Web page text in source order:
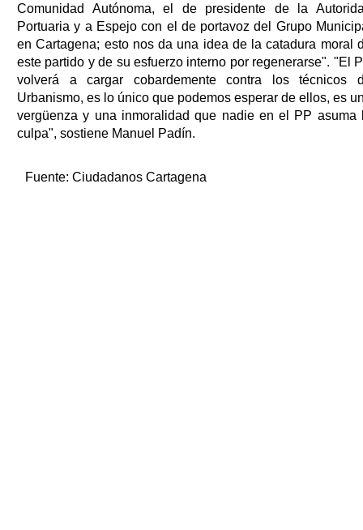
Comunidad Autónoma, el de presidente de la
Portuaria y a Espejo con el de portavoz del Grupo
en Cartagena; esto nos da una idea de la catadura moral
este partido y de su esfuerzo interno por regenerarse". "El
volverá a cargar cobardemente contra los técnicos
Urbanismo, es lo único que podemos esperar de ellos, es
vergüenza y una inmoralidad que nadie en el PP asuma
culpa", sostiene Manuel Padín.
Fuente: Ciudadanos Cartagena